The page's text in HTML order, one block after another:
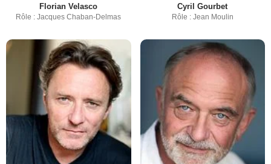
Florian Velasco
Rôle : Jacques Chaban-Delmas
Cyril Gourbet
Rôle : Jean Moulin